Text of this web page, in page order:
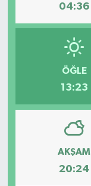
04:36
ÖĞLE
13:23
AKŞAM
20:24